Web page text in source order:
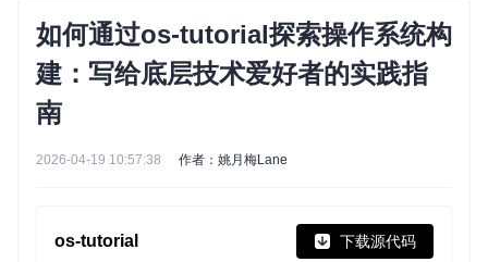
如何通过os-tutorial探索操作系统构
建：写给底层技术爱好者的实践指
南
2026-04-19 10:57:38 作者：姚月梅Lane
os-tutorial 下载源代码